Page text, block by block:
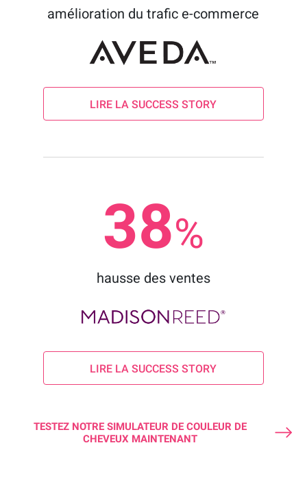
amélioration du trafic e-commerce
LIRE LA SUCCESS STORY
38%
hausse des ventes
LIRE LA SUCCESS STORY
TESTEZ NOTRE SIMULATEUR DE COULEUR DE
CHEVEUX MAINTENANT